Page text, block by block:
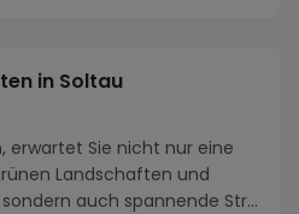
in Soltau
erwartet Sie nicht nur eine
Landschaften und
auch spannende Str...